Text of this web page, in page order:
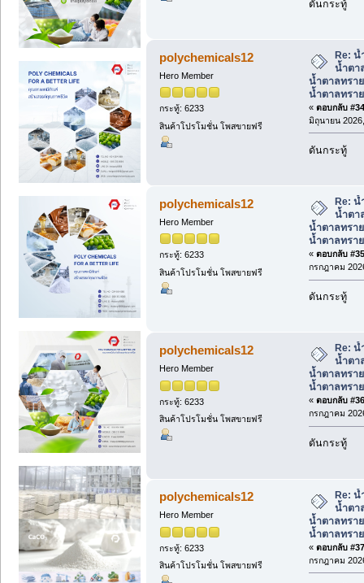
ดันกระทู้
polychemicals12
Hero Member
กระทู้: 6233
สินค้าโปรโมชั่น โพสขายฟรี
Re: น้
น้ำตา
น้ำตาลทรา
น้ำตาลทรา
« ตอบกลับ
มิถุนายน
ดันกระทู้
polychemicals12
Hero Member
กระทู้: 6233
สินค้าโปรโมชั่น โพสขายฟรี
Re: น้
น้ำตา
น้ำตาลทรา
น้ำตาลทรา
« ตอบกลับ
กรกฎาคม
ดันกระทู้
polychemicals12
Hero Member
กระทู้: 6233
สินค้าโปรโมชั่น โพสขายฟรี
Re: น้
น้ำตา
น้ำตาลทรา
น้ำตาลทรา
« ตอบกลับ
กรกฎาคม
ดันกระทู้
polychemicals12
Hero Member
กระทู้: 6233
สินค้าโปรโมชั่น โพสขายฟรี
Re: น้
น้ำตา
น้ำตาลทรา
น้ำตาลทรา
« ตอบกลับ
กรกฎาคม